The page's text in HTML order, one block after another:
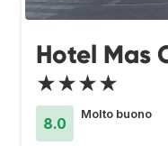
Hotel Mas
★★★★
8.0
Molto buono